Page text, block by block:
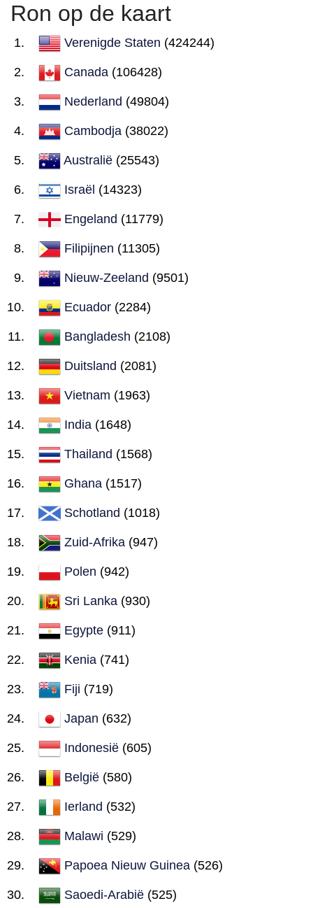
Ron op de kaart
Verenigde Staten (424244)
Canada (106428)
Nederland (49804)
Cambodja (38022)
Australië (25543)
Israël (14323)
Engeland (11779)
Filipijnen (11305)
Nieuw-Zeeland (9501)
Ecuador (2284)
Bangladesh (2108)
Duitsland (2081)
Vietnam (1963)
India (1648)
Thailand (1568)
Ghana (1517)
Schotland (1018)
Zuid-Afrika (947)
Polen (942)
Sri Lanka (930)
Egypte (911)
Kenia (741)
Fiji (719)
Japan (632)
Indonesië (605)
België (580)
Ierland (532)
Malawi (529)
Papoea Nieuw Guinea (526)
Saoedi-Arabië (525)